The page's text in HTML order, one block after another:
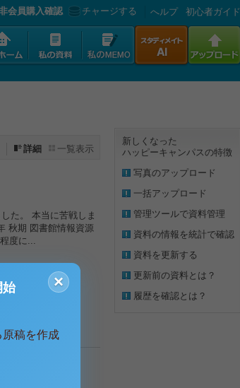
会員購入確認 チャージする へルプ 初心者ガイド
詳細 一覧表示
た。 本当に苦戦しま
秋期 図書館情報資源
度に...
新しくなった
ハッピーキャンパスの特徴
写真のアップロード
一括アップロード
管理ツールで資料管理
資料の情報を統計で確認
資料を更新する
更新前の資料とは？
履歴を確認とは？
×
稿を作成